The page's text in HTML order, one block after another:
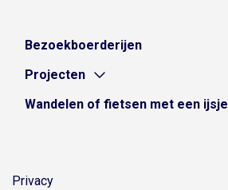
Bezoekboerderijen
Projecten
Wandelen of fietsen met een ijsje
Privacy